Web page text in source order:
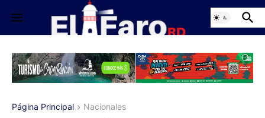
Página Principal Nacionales